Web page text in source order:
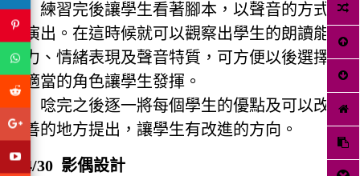
練習完後讓學生看著腳本，以聲音的方式
演出。在這時候就可以觀察出學生的朗讀能
力、情緒表現及聲音特質，可方便以後選擇
適當的角色讓學生發揮。
唸完之後逐一將每個學生的優點及可以改
善的地方提出，讓學生有改進的方向。
4/30 影偶設計